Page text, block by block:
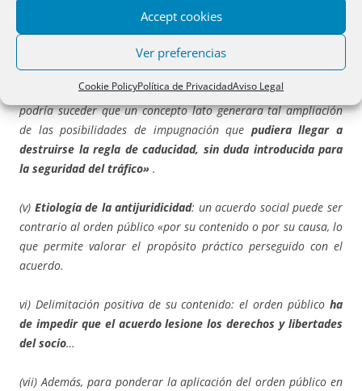
Accept cookies
Ver preferencias
Cookie PolicyPolítica de PrivacidadAviso Legal
negocios que suponen un ataque a la protección de los
accionistas ausentes, a los accionistas minoritarios e incluso a
Criterio de interpretación restrictiva… toda vez que
podría suceder que un concepto lato generara tal ampliación
de las posibilidades de impugnación que pudiera llegar a
destruirse la regla de caducidad, sin duda introducida para
la seguridad del tráfico» .
(v) Etiología de la antijuridicidad: un acuerdo social puede ser
contrario al orden público «por su contenido o por su causa, lo
que permite valorar el propósito práctico perseguido con el
acuerdo.
vi) Delimitación positiva de su contenido: el orden público ha
de impedir que el acuerdo lesione los derechos y libertades
del socio…
(vii) Además, para ponderar la aplicación del orden público en